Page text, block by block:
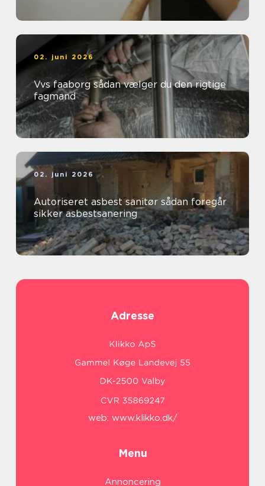
02. juni 2026
Vvs faaborg sådan vælger du den rigtige
fagmand
02. juni 2026
Autoriseret asbest sanitør sådan foregår
sikker asbestsanering
Adresse
web: www.klikko.dk/
Menu
Annoncering